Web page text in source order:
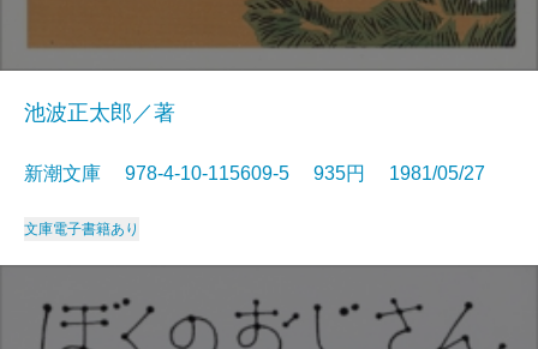
池波正太郎／著
新潮文庫 978-4-10-115609-5 935円 1981/05/27
文庫電子書籍あり